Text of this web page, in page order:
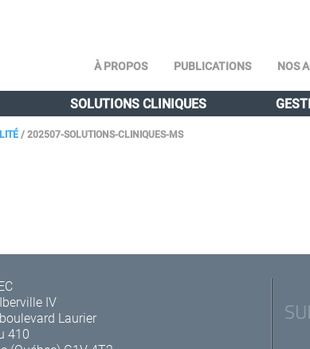
À PROPOS PUBLICATIONS NOS
SOLUTIONS CLINIQUES
/202507-SOLUTIONS-CLINIQUES-MS
IV
Laurier
410